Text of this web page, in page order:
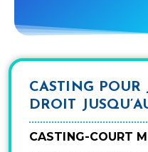
CASTING
DROIT
CASTING-COURT